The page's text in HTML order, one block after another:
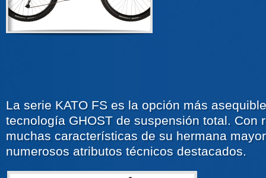
La serie KATO FS es la opción más
tecnología GHOST de suspensión total. Con
muchas características de su hermana
numerosos atributos técnicos destacados.